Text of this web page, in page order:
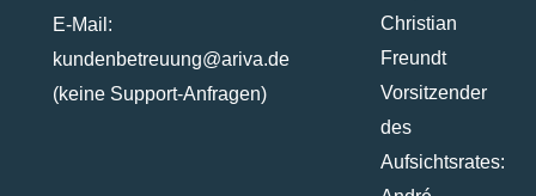
E-Mail:
kundenbetreuung@ariva.de
(keine Support-Anfragen)
Christian
Freundt
Vorsitzender
des
Aufsichtsrates: